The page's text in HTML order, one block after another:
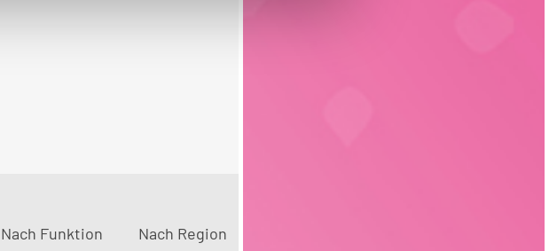
Nach Funktion Nach Region